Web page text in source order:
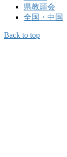
県教頭会
全国・中国
Back to top